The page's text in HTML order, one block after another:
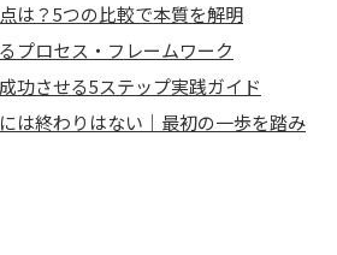
は？5つの比較で本質を解明
プロセス・フレームワーク
功させる5ステップ実践ガイド
は終わりはない｜最初の一歩を踏み